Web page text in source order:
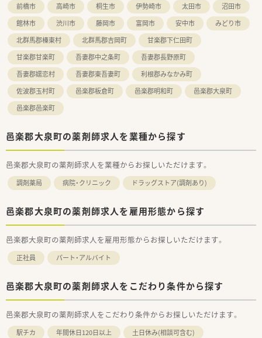
【法人特徴について】
■調剤薬局事業に加えてコスメ事業も幅広く展開し、地域の皆様
の美と健康を総合的にサポートしている企業が運営していま
す。
■処方箋に基づく調剤業務だけでなく、一般用医薬品の販売や健
康相談など、幅広い専門性を活かせる事業を展開しています。
■会社全体の離職率が5パーセント以下であり、平均勤続年数も
10年以上と、長期的に安定して働ける環境が整えられています。
【やりがい/おすすめポイント】
■定着率の高さが示す通り人間関係が良好で働きやすく、未経験
が魅力です。
■小児科領域の調剤に特化して経験を深められるだけでなく、コ
ます。
■産休や育休の取得実績がしっかりとあり、ライフステージの変
化に合わせて働き方を見直しながら長く活躍できる安心の職場
前橋市 高崎市 桐生市 伊勢崎市 太田市
沼田市
館林市
渋川市 藤岡市 富岡市 安中市
みどり市
北群馬郡榛東村
北群馬郡吉岡町
甘楽郡下仁田町
甘楽郡甘楽町
吾妻郡中之条町
吾妻郡長野原町
吾妻郡嬬恋村
吾妻郡東吾妻町
利根郡みなかみ町
佐波郡玉村町
邑楽郡板倉町 邑楽郡明和町
邑楽郡大泉町
邑楽郡邑楽町
邑楽郡大泉町の薬剤師求人を業種から探す
邑楽郡大泉町の薬剤師求人を業種からお探しいただけます。
調剤薬局 病院・クリニック ドラッグストア(調剤あり)
邑楽郡大泉町の薬剤師求人を雇用形態から探す
邑楽郡大泉町の薬剤師求人を雇用形態からお探しいただけます。
正社員 パート・アルバイト
邑楽郡大泉町の薬剤師求人をこだわり条件から探す
邑楽郡大泉町の薬剤師求人をこだわり条件からお探しいただけます。
駅チカ 年間休日120日以上
土日休み(相談可含む)